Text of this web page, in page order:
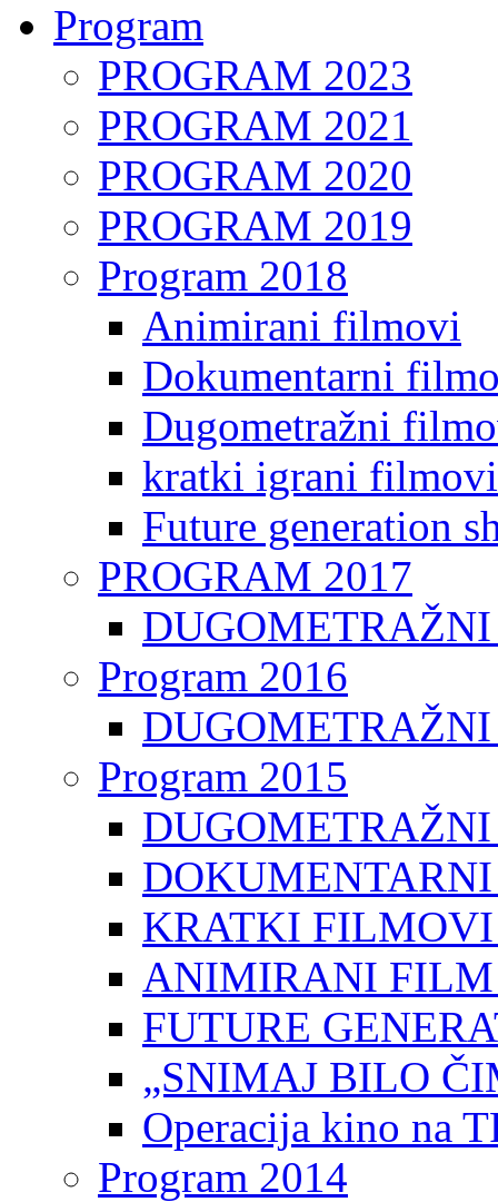
Program
PROGRAM 2023
PROGRAM 2021
PROGRAM 2020
PROGRAM 2019
Program 2018
Animirani filmovi
Dokumentarni
Dugometražni
kratki igrani filmovi
Future generation
PROGRAM 2017
Program 2016
Program 2015
KRATKI FILMOVI
ANIMIRANI FILM
FUTURE
„SNIMAJ BILO
Operacija kino na
Program 2014